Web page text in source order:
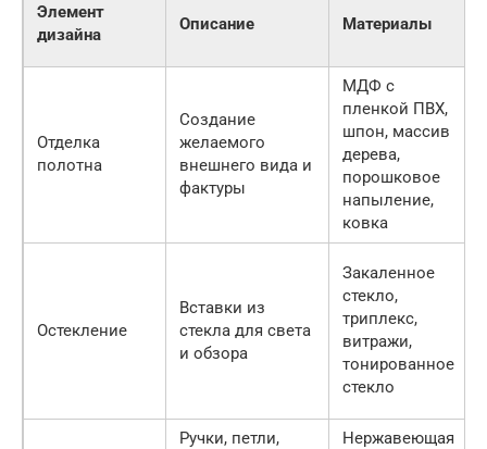
Элемент
дизайна
Описание Материалы
Отделка
полотна
Создание
желаемого
внешнего вида и
фактуры
МДФ с
пленкой ПВХ,
шпон, массив
дерева,
порошковое
напыление,
ковка
Остекление
Вставки из
стекла для света
и обзора
Закаленное
стекло,
триплекс,
витражи,
тонированное
стекло
Ручки, петли,
Нержавеющая